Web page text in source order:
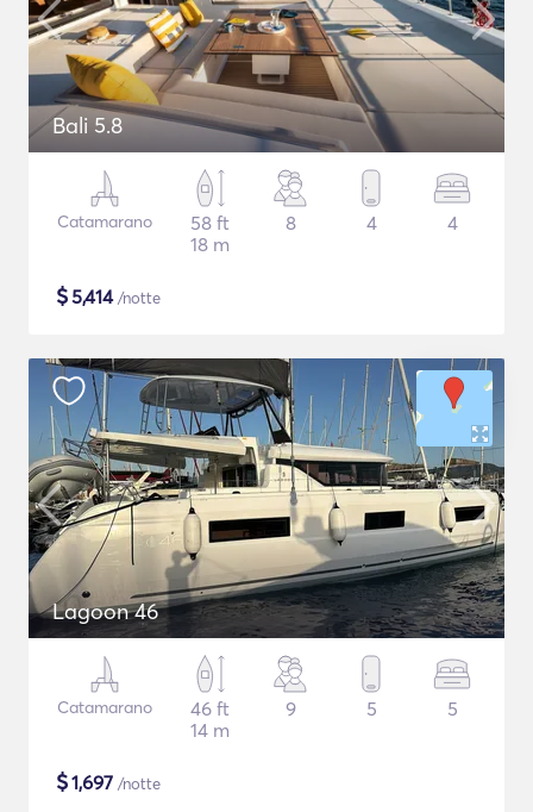
Bali 5.8
Catamarano
58 ft
18 m
8 4 4
$5,414/notte
Lagoon 46
Catamarano
46 ft
14 m
9 5 5
$1,697 /notte